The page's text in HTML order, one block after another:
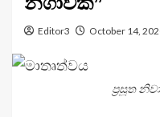
Editor3 October 14,
ප්‍රසූත